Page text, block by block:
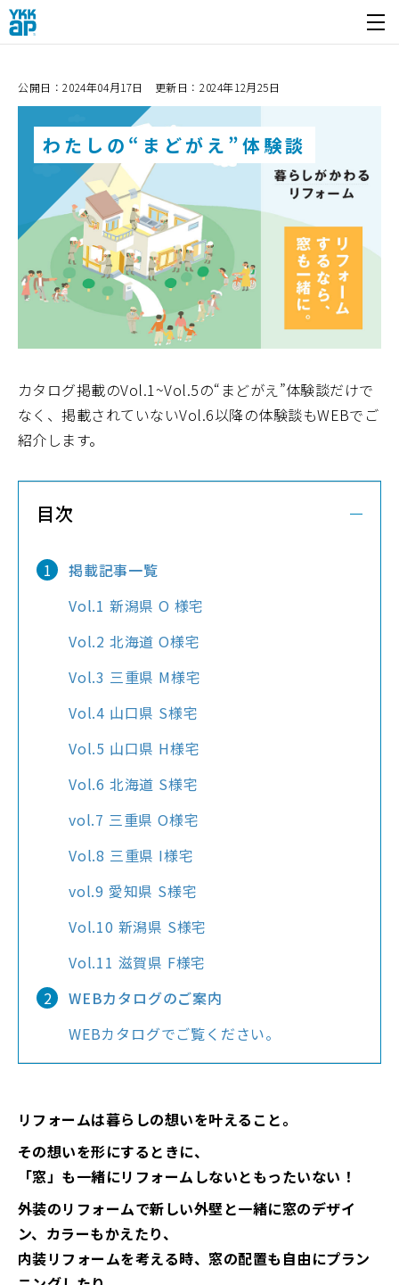
開く
公開日：2024年04月17日 更新日：2024年12月25日
わたしの“まどがえ”体験談
カタログ掲載のVol.1~Vol.5の“まどがえ”体験談だけで
なく、掲載されていないVol.6以降の体験談もWEBでご
紹介します。
目次
掲載記事一覧
Vol.1 新潟県 O 様宅
Vol.2 北海道 O様宅
Vol.3 三重県 M様宅
Vol.4 山口県 S様宅
Vol.5 山口県 H様宅
Vol.6 北海道 S様宅
vol.7 三重県 O様宅
Vol.8 三重県 I様宅
vol.9 愛知県 S様宅
Vol.10 新潟県 S様宅
Vol.11 滋賀県 F様宅
WEBカタログのご案内
WEBカタログでご覧ください。
リフォームは暮らしの想いを叶えること。
その想いを形にするときに、
「窓」も一緒にリフォームしないともったいない！
外装のリフォームで新しい外壁と一緒に窓のデザイ
ン、カラーもかえたり、
内装リフォームを考える時、窓の配置も自由にプラン